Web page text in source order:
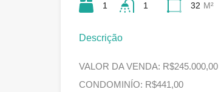
1 1 32 M²
Descrição
VALOR DA VENDA: R$245.000,00
CONDOMINÍO: R$441,00